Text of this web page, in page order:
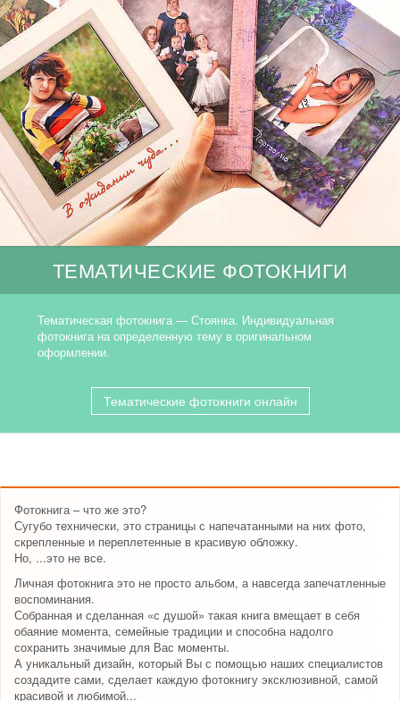
ТЕМАТИЧЕСКИЕ ФОТОКНИГИ
Тематическая фотокнига — Стоянка. Индивидуальная
фотокнига на определенную тему в оригинальном
оформлении.
Тематические фотокниги онлайн
Фотокнига – что же это?
Сугубо технически, это страницы с напечатанными на них фото,
скрепленные и переплетенные в красивую обложку.
Но, ...это не все.
Личная фотокнига это не просто альбом, а навсегда запечатленные
воспоминания.
Собранная и сделанная «с душой» такая книга вмещает в себя
обаяние момента, семейные традиции и способна надолго
сохранить значимые для Вас моменты.
А уникальный дизайн, который Вы с помощью наших специалистов
создадите сами, сделает каждую фотокнигу эксклюзивной, самой
красивой и любимой...